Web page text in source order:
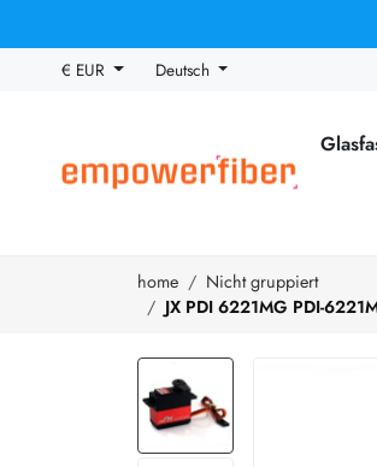
€ EUR
Deutsch
home
Nicht gruppiert
JX PDI 6221MG PDI-